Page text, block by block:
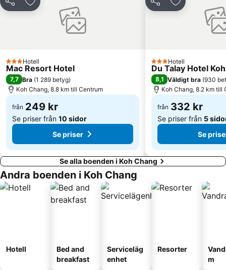
Dela Lägg till i Mina Favoriter
3 Stjärnor
Hotell
Mac Resort Hotel
7,7 Bra (1 289 betyg)
Koh Chang, 8.8 km till Centrum
från 249 kr
Se priser från 10 sidor
Se priser
Dela Lägg till i
3 Stjärnor
Hotell
Du Talay Hotel
8,1 Väldigt bra (930
Koh Chang, 8.2 km till
från 332 kr
Se priser från 5
Se
Se alla boenden i Koh Chang
Andra boenden i Koh Chang
Hotell
Bed and
breakfast
Serviceläg
enhet
Resorter
m